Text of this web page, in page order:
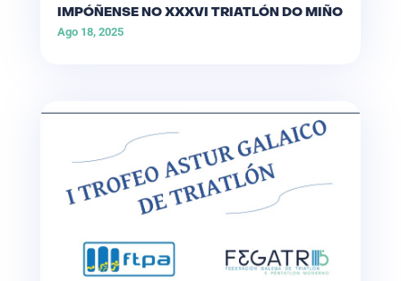
IMPÓÑENSE NO XXXVI TRIATLÓN DO MIÑO
Ago 18, 2025